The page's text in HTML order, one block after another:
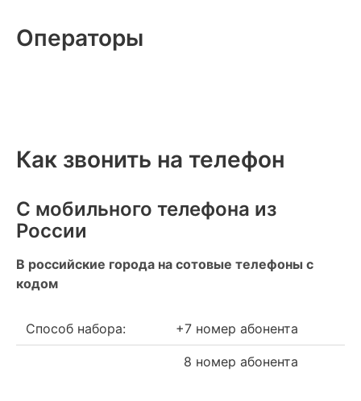
Операторы
Как звонить на телефон
С мобильного телефона из
России
В российские города на сотовые телефоны с
кодом
Способ набора: +7 номер абонента
8 номер абонента